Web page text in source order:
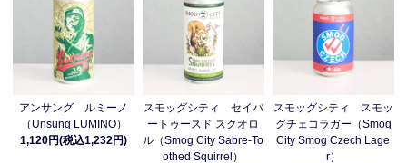
アンサング ルミーノ
（Unsung LUMINO）
1,120円(税込1,232円)
スモッグシティ セイバ
ートゥースド スクオロ
ル（Smog City Sabre-To
othed Squirrel）
スモッグシティ スモッ
グチェコラガー（Smog
City Smog Czech Lage
r）